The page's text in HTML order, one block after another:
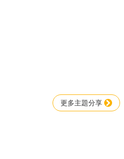
更多主題分享